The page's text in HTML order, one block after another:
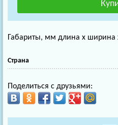
Габариты, мм длина х ширина
Страна
Поделиться с друзьями: